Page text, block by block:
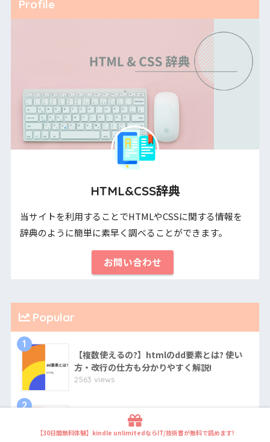
Profile
HTML&CSS辞典
当サイトを利用することでHTMLやCSSに関する情報を
辞典のように簡単に素早く調べることができます。
お問い合わせ
Popular
1
【複数使えるの?】htmlのdd要素とは? 使い
方・改行の仕方も分かりやすく解説!
2563 views
2
【無料体験あり】Dockerがデプロイできるお
すすめのレンタルサーバー/VPSを比較
【30日間無料体験】kindle unlimitedならIT/技術書が無料で読めます!